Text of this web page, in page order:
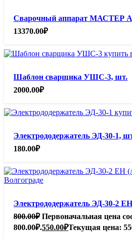
Сварочный аппарат МАСТЕР
13370.00₽
Шаблон сварщика УШС-3, шт.
2000.00₽
Электрододержатель ЭД-30-1,
180.00₽
Электрододержатель ЭД-30-2
800.00₽ Первоначальная цена
800.00₽.550.00₽Текущая цена: